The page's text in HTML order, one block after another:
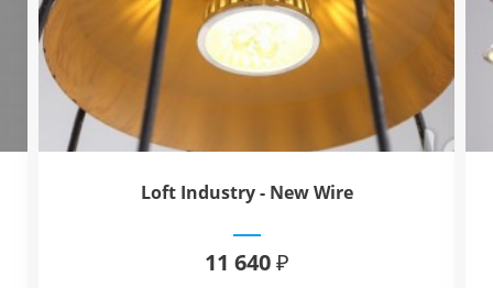
Loft Industry - New Wire
11 640 ₽